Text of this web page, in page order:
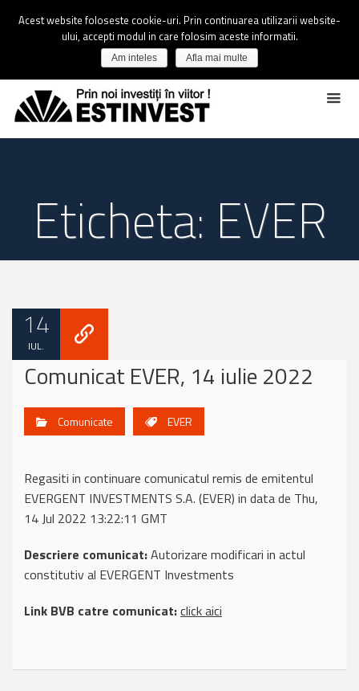
Eticheta: EVER
14
IUL.
Comunicat EVER, 14 iulie 2022
Comunicate EVER
Regasiti in continuare comunicatul remis de emitentul
EVERGENT INVESTMENTS S.A. (EVER) in data de Thu,
14 Jul 2022 13:22:11 GMT
Descriere comunicat:Autorizare modificari in actul
constitutiv al EVERGENT Investments
Link BVB catre comunicat:click aici
Acest website foloseste cookie-uri. Prin continuarea utilizarii website-
ului, accepti modul in care folosim aceste informatii.
Am inteles Afla mai multe